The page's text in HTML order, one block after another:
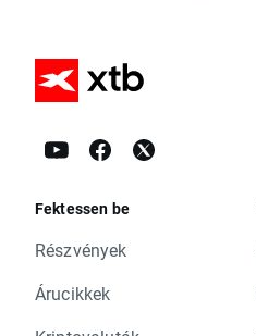
Fektessen be
Részvények
Árucikkek